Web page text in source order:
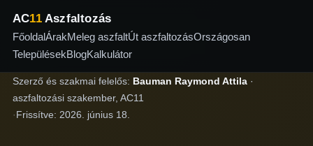
AC11Aszfaltozás
FőoldalÁrakMeleg aszfaltÚt aszfaltozásOrszágosan
TelepülésekBlogKalkulátor
Szerző és szakmai felelős: Bauman Raymond Attila·
aszfaltozási szakember, AC11
·Frissítve: 2026. június 18.